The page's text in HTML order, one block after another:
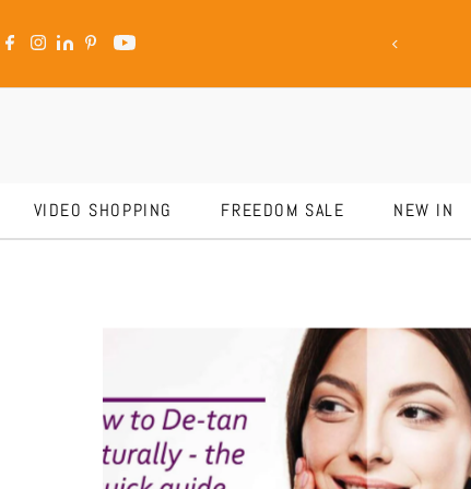
VIDEO SHOPPING FREEDOM SALE NEW IN